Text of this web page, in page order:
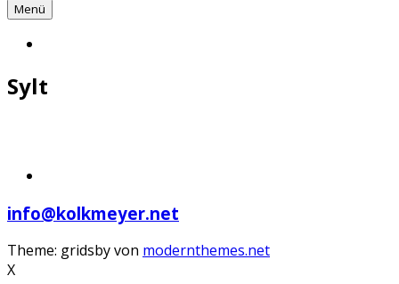
Menü
Sylt
info@kolkmeyer.net
Theme: gridsby von modernthemes.net
X